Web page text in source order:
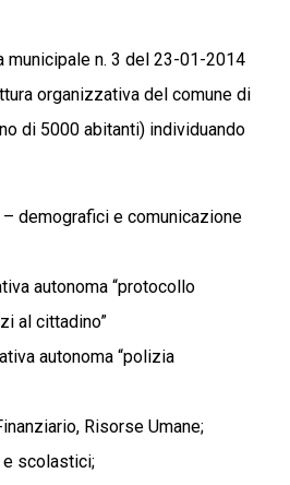
municipale n. 3 del 23-01-2014
organizzativa del comune di
di 5000 abitanti) individuando
demografici e comunicazione
autonoma “protocollo
al cittadino”
autonoma “polizia
Risorse Umane;
scolastici;